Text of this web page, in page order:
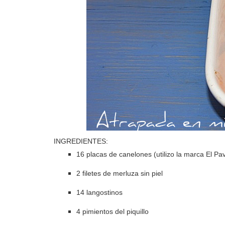
INGREDIENTES:
16 placas de canelones (utilizo la marca El
2 filetes de merluza sin piel
14 langostinos
4 pimientos del piquillo